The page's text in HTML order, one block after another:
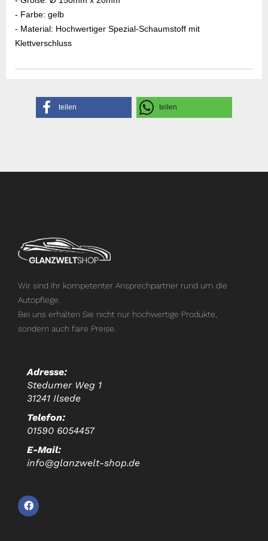
- Farbe: gelb
- Material: Hochwertiger Spezial-Schaumstoff mit
Klettverschluss
teilen teilen
Wir sind Ihr kompetenter Ansprechpartner rund um die
Autopflege.
Bei uns erhalten Sie nicht nur hochwertige Produkte,
sondern auch faire Preise.
Adresse:
Stedumer Weg 1
31241 Ilsede
Telefon:
01590 6054457
E-Mail:
info@glanzwelt-shop.de